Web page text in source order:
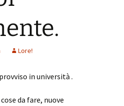
Lore!
in università .
da fare, nuove